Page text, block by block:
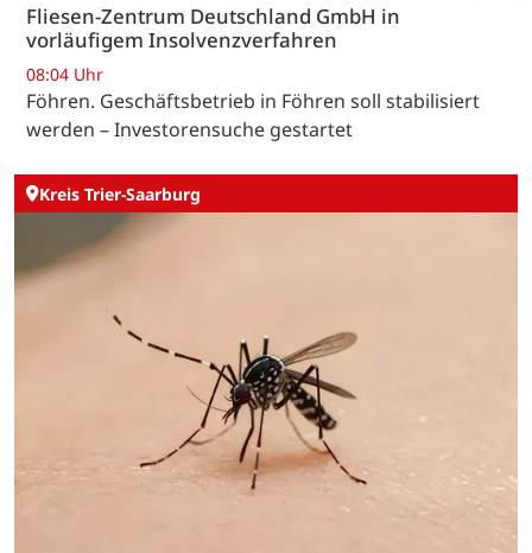
Fliesen-Zentrum Deutschland GmbH in
vorläufigem Insolvenzverfahren
08:04 Uhr
Föhren. Geschäftsbetrieb in Föhren soll stabilisiert
werden – Investorensuche gestartet
Kreis Trier-Saarburg